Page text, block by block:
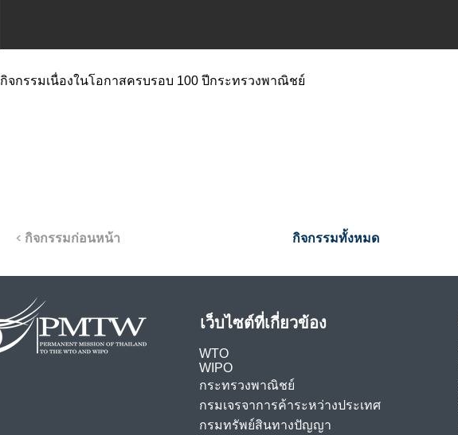
กิจกรรมเนื่องในโอกาสครบรอบ 100 ปีกระทรวงพาณิชย์
< กิจกรรมก่อนหน้า กิจกรรมทั้งหมด
เว็บไซต์ที่เกี่ยวข้อง
WTO
WIPO
กระทรวงพาณิชย์
กรมเจรจาการค้าระหว่างประเทศ
กรมทรัพย์สินทางปัญญา